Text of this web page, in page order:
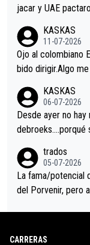
jacar y UAE
i sin pedalear,
mano de una
es en el hombro
eta, a ver si por
ción de podio UAE
KASKAS
11-07-2026
Ojo al colombiano
KASKAS
06-07-2026
Desde ayer no hay
debroeks….porqué
trados
05-07-2026
La fama/potencial
del Porvenir, pero
CARRERAS